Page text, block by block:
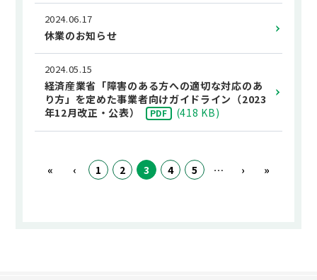
2024.06.17
休業のお知らせ
2024.05.15
経済産業省「障害のある方への適切な対応のあ
り方」を定めた事業者向けガイドライン（2023
年12月改正・公表）
PDF (418 KB)
« ‹ 1 2 3 4 5 … › »